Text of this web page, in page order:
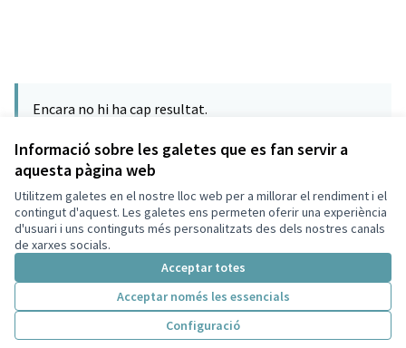
Informació sobre les galetes que es fan servir a
aquesta pàgina web
Utilitzem galetes en el nostre lloc web per a millorar el rendiment i el
contingut d'aquest. Les galetes ens permeten oferir una experiència
d'usuari i uns continguts més personalitzats des dels nostres canals
de xarxes socials.
Acceptar totes
Acceptar només les essencials
Configuració
Encara no hi ha cap resultat.
Termes i condicions d'ús
Configuració de les galetes
Triar la llenguaElegir el idioma
Web creada ambprogramari lliure .
Amb
(Enllaç